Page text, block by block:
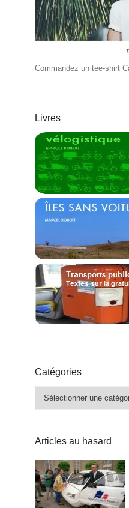
Commandez un tee-shirt
Livres
Catégories
Articles au hasard